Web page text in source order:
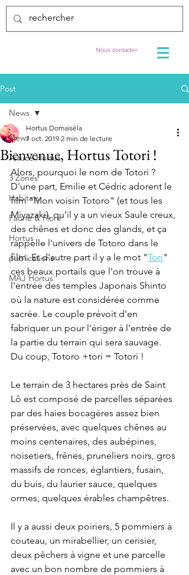
Nous contacter
Post
News
Astuce Hortus
3 Zones
Habitats
Faune & Flore
Hortus
publications
MAJ Hortus
News
Bienvenue, Hortus Totori !
Hortus Domaisèla
7 oct. 2019 2 min de lecture
Alors, pourquoi le nom de Totori ?
D'une part, Emilie et Cédric adorent le
film "Mon voisin Totoro" (et tous les
Miyazaki), qu'il y a un vieux Saule creux,
des chênes et donc des glands, et ça
rappelle l'univers de Totoro dans le
film. Et d'autre part il y a le mot "Tori"
ces beaux portails que l'on trouve à
l'entrée des temples Japonais Shinto
où la nature est considérée comme
sacrée. Le couple prévoit d'en
fabriquer un pour l'ériger à l'entrée de
la partie du terrain qui sera sauvage.
Du coup, Totoro +tori = Totori !
Le terrain de 3 hectares près de Saint
Lô est composé de parcelles séparées
par des haies bocagères assez bien
préservées, avec quelques chênes au
moins centenaires, des aubépines,
noisetiers, frênes, pruneliers noirs, gros
massifs de ronces, églantiers, fusain,
du buis, du laurier sauce, quelques
ormes, quelques érables champêtres.
Il y a aussi deux poiriers, 5 pommiers à
couteau, un mirabellier, un cerisier,
deux pêchers à vigne et une parcelle
avec un bon nombre de pommiers à